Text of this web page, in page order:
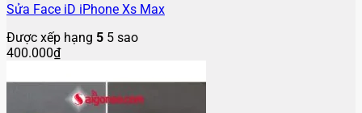
Sửa Face iD iPhone Xs Max
Được xếp hạng 5 5 sao
400.000₫